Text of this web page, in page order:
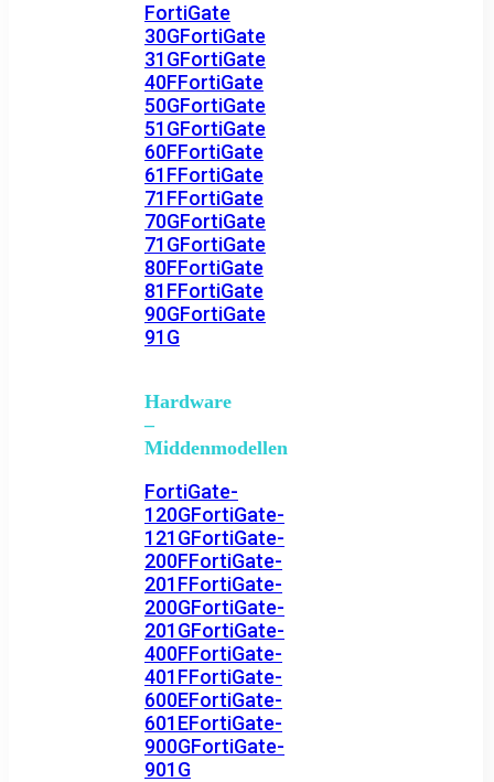
FortiGate
30GFortiGate
31GFortiGate
40FFortiGate
50GFortiGate
51GFortiGate
60FFortiGate
61FFortiGate
71FFortiGate
70GFortiGate
71GFortiGate
80FFortiGate
81FFortiGate
90GFortiGate
91G
Hardware
–
Middenmodellen
FortiGate-
120GFortiGate-
121GFortiGate-
200FFortiGate-
201FFortiGate-
200GFortiGate-
201GFortiGate-
400FFortiGate-
401FFortiGate-
600EFortiGate-
601EFortiGate-
900GFortiGate-
901G